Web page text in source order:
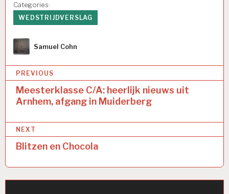
Categories:
WEDSTRIJDVERSLAG
Author
Samuel Cohn
Bericht
navigatie
PREVIOUS
Meesterklasse C/A: heerlijk nieuws uit
Arnhem, afgang in Muiderberg
NEXT
Blitzen en Chocola